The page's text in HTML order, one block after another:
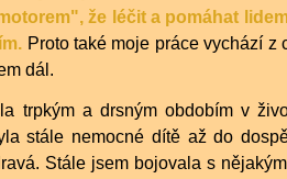
že léčit a pomáhat
Proto také moje práce vychází z
dál.
trpkým a drsným obdobím v
stále nemocné dítě až do
Stále jsem bojovala s